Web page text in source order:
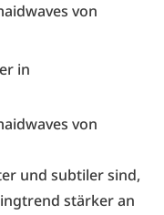
von
in
von
und subtiler sind,
stärker an